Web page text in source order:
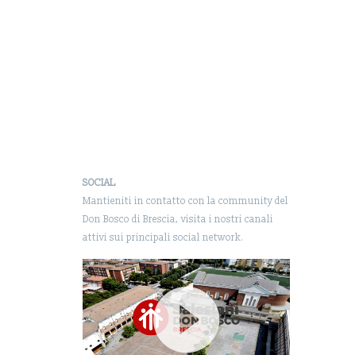
SOCIAL
Mantieniti in contatto con la community del
Don Bosco di Brescia, visita i nostri canali
attivi sui principali social network.